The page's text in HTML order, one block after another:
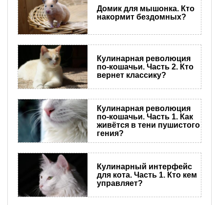
Домик для мышонка. Кто
накормит бездомных?
Кулинарная революция
по-кошачьи. Часть 2. Кто
вернет классику?
Кулинарная революция
по-кошачьи. Часть 1. Как
живётся в тени пушистого
гения?
Кулинарный интерфейс
для кота. Часть 1. Кто кем
управляет?